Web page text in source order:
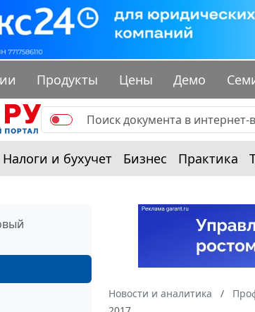
Продукты Цены Демо
Налоги и бухучет Бизнес Практика
Новости и аналитика